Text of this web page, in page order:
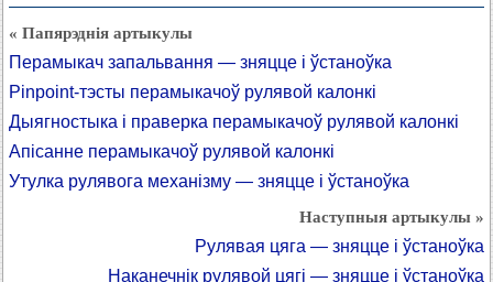
« Папярэднія артыкулы
Перамыкач запальвання — зняцце і ўстаноўка
Pinpoint-тэсты перамыкачоў рулявой калонкі
Дыягностыка і праверка перамыкачоў рулявой калонкі
Апісанне перамыкачоў рулявой калонкі
Утулка рулявога механізму — зняцце і ўстаноўка
Наступныя артыкулы »
Рулявая цяга — зняцце і ўстаноўка
Наканечнік рулявой цягі — зняцце і ўстаноўка